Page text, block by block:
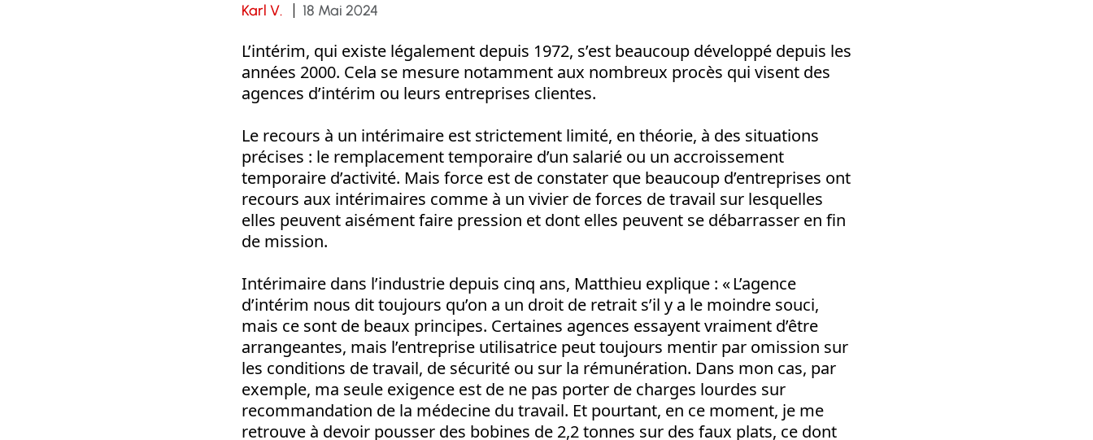
Karl V. 18 Mai 2024
L’intérim, qui existe légalement depuis 1972, s’est beaucoup développé depuis les
années 2000. Cela se mesure notamment aux nombreux procès qui visent des
agences d’intérim ou leurs entreprises clientes.
Le recours à un intérimaire est strictement limité, en théorie, à des situations
précises : le remplacement temporaire d’un salarié ou un accroissement
temporaire d’activité. Mais force est de constater que beaucoup d’entreprises ont
recours aux intérimaires comme à un vivier de forces de travail sur lesquelles
elles peuvent aisément faire pression et dont elles peuvent se débarrasser en fin
de mission.
Intérimaire dans l’industrie depuis cinq ans, Matthieu explique : « L’agence
d’intérim nous dit toujours qu’on a un droit de retrait s’il y a le moindre souci,
mais ce sont de beaux principes. Certaines agences essayent vraiment d’être
arrangeantes, mais l’entreprise utilisatrice peut toujours mentir par omission sur
les conditions de travail, de sécurité ou sur la rémunération. Dans mon cas, par
exemple, ma seule exigence est de ne pas porter de charges lourdes sur
recommandation de la médecine du travail. Et pourtant, en ce moment, je me
retrouve à devoir pousser des bobines de 2,2 tonnes sur des faux plats, ce dont